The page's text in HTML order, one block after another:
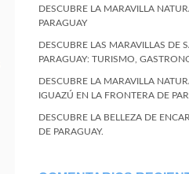
DESCUBRE LA MARAVILLA
PARAGUAY
DESCUBRE LAS MARAVILLAS DE
PARAGUAY: TURISMO,
DESCUBRE LA MARAVILLA
IGUAZÚ EN LA FRONTERA DE
DESCUBRE LA BELLEZA DE
DE PARAGUAY.